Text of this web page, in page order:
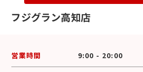
フジグラン高知店
営業時間 9:00 - 20:00